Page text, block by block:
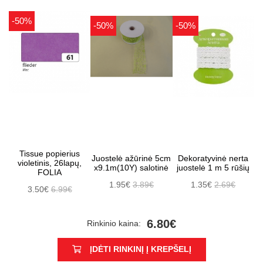
-50%
Tissue popierius
violetinis, 26lapų,
FOLIA
3.50€6.99€
-50%
Juostelė ažūrinė 5cm
x9.1m(10Y) salotinė
1.95€ 3.89€
-50%
Dekoratyvinė nerta
juostelė 1 m 5 rūšių
1.35€2.69€
Rinkinio kaina: 6.80€
ĮDĖTI RINKINĮ Į KREPŠELĮ